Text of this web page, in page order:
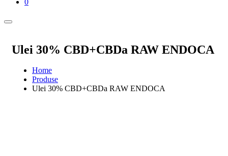
0
Ulei 30% CBD+CBDa RAW ENDOCA
Home
Produse
Ulei 30% CBD+CBDa RAW ENDOCA